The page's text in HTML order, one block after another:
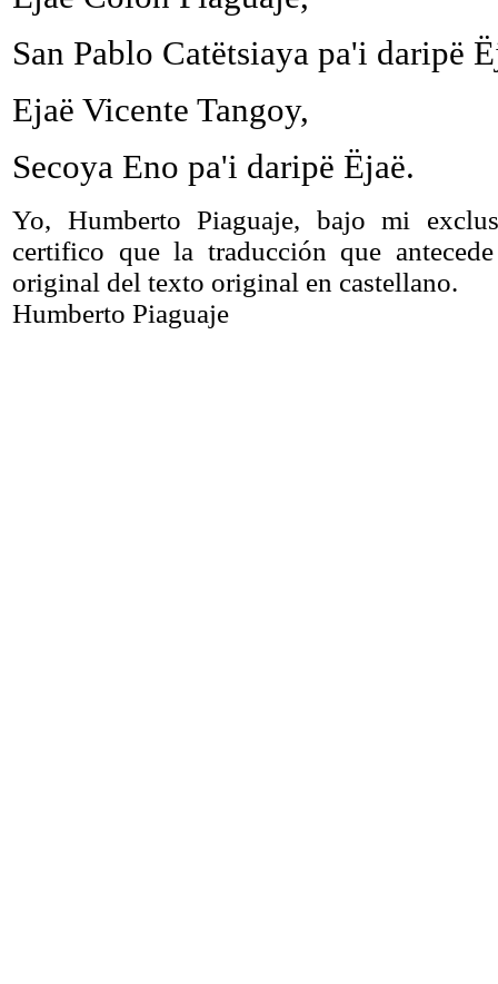
San Pablo Catëtsiaya pa'i daripë
Ejaë Vicente Tangoy,
Secoya Eno pa'i daripë Ëjaë.
Yo, Humberto Piaguaje, bajo mi
certifico que la traducción que
original del texto original en castellano.
Humberto Piaguaje